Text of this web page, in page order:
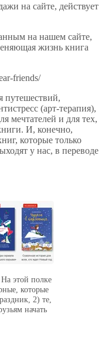
на сайте, действует
на нашем сайте,
жизнь книга
friends/
путешествий,
(арт-терапия),
мечтателей и для тех,
И, конечно,
которые только
у нас, в переводе
этой полке
которые
2) те,
начать